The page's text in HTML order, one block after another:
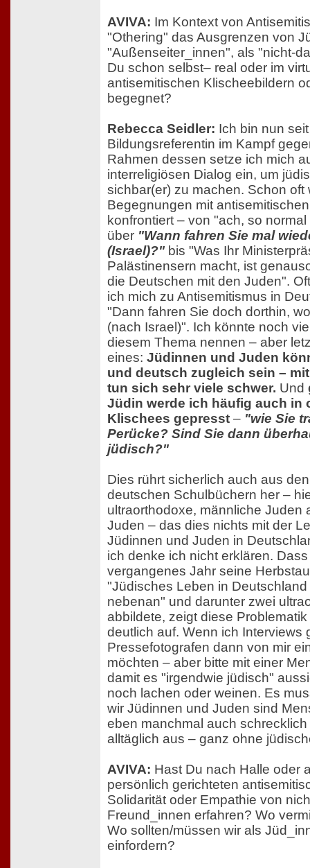
AVIVA: Im Kontext von
"Othering" das Ausgrenzen von
"Außenseiter_innen", als "nicht-
Du schon selbst– real oder im
antisemitischen Klischeebildern
begegnet?
Rebecca Seidler: Ich bin nun
Bildungsreferentin im Kampf
Rahmen dessen setze ich mich
interreligiösen Dialog ein, um
sichbar(er) zu machen. Schon
Begegnungen mit
konfrontiert – von "ach, so
über "Wann fahren Sie mal
(Israel)?" bis "Was Ihr
Palästinensern macht, ist
die Deutschen mit den Juden".
ich mich zu Antisemitismus in
"Dann fahren Sie doch dorthin,
(nach Israel)". Ich könnte noch
diesem Thema nennen – aber
eines: Jüdinnen und Juden
und deutsch zugleich sein –
tun sich sehr viele schwer. Und
Jüdin werde ich häufig auch in
Klischees gepresst – "wie Sie
Perücke? Sind Sie dann
jüdisch?"
Dies rührt sicherlich auch aus
deutschen Schulbüchern her –
ultraorthodoxe, männliche Juden
Juden – das dies nichts mit der
Jüdinnen und Juden in
ich denke ich nicht erklären.
vergangenes Jahr seine
"Jüdisches Leben in
nebenan" und darunter zwei
abbildete, zeigt diese
deutlich auf. Wenn ich Interviews
Pressefotografen dann von mir
möchten – aber bitte mit einer
damit es "irgendwie jüdisch"
noch lachen oder weinen. Es
wir Jüdinnen und Juden sind
eben manchmal auch
alltäglich aus – ganz ohne
AVIVA: Hast Du nach Halle oder
persönlich gerichteten
Solidarität oder Empathie von
Freund_innen erfahren? Wo
Wo sollten/müssen wir als
einfordern?